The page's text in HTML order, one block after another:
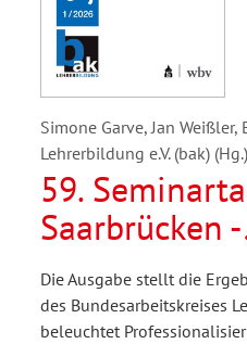
Simone Garve, Jan
Lehrerbildung e.V. (bak) (Hg.)
59.
Saarbrücken -
Die Ausgabe stellt die
des Bundesarbeitskreises
beleuchtet